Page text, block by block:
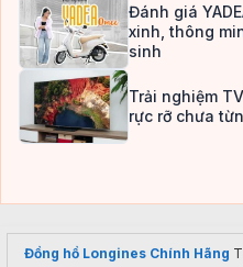
Đánh giá
xinh, thông
sinh
Trải nghiệm
rực rỡ chưa
Đồng hồ Longines Chính Hãng